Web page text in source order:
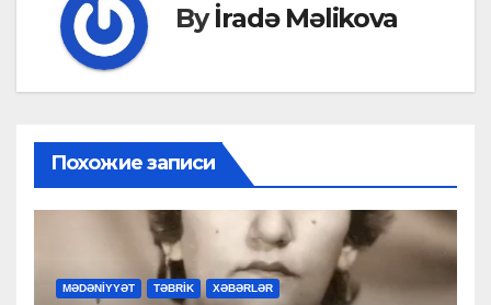
Byİradə Məlikova
Похожие записи
MƏDƏNİYYƏT TƏBRİK XƏBƏRLƏR